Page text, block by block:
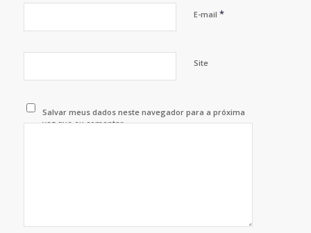
E-mail *
Site
Salvar meus dados neste navegador para a próxima
vez que eu comentar.